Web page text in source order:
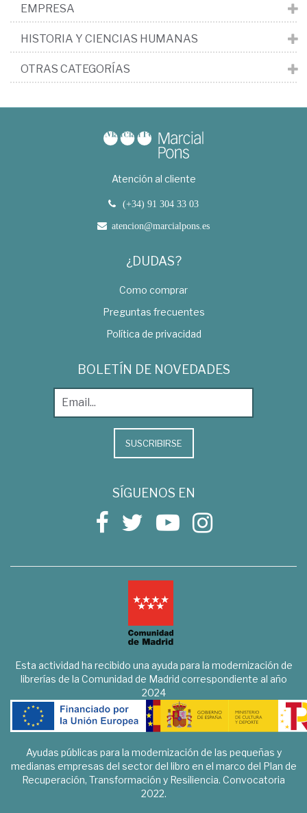
EMPRESA
HISTORIA Y CIENCIAS HUMANAS
OTRAS CATEGORÍAS
Atención al cliente
(+34) 91 304 33 03
atencion@marcialpons.es
¿DUDAS?
Como comprar
Preguntas frecuentes
Política de privacidad
BOLETÍN DE NOVEDADES
SUSCRIBIRSE
SÍGUENOS EN
Esta actividad ha recibido una ayuda para la modernización de
librerías de la Comunidad de Madrid correspondiente al año
2024
Ayudas públicas para la modernización de las pequeñas y
medianas empresas del sector del libro en el marco del Plan de
Recuperación, Transformación y Resiliencia. Convocatoria
2022.